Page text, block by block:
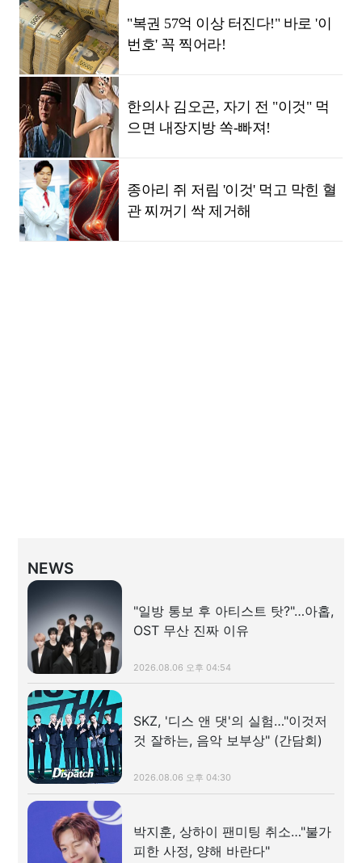
NEWS
"일방 통보 후 아티스트 탓?"…아홉,
OST 무산 진짜 이유
2026.08.06 오후 04:54
SKZ, '디스 앤 댓'의 실험…"이것저
것 잘하는, 음악 보부상" (간담회)
2026.08.06 오후 04:30
박지훈, 상하이 팬미팅 취소…"불가
피한 사정, 양해 바란다"